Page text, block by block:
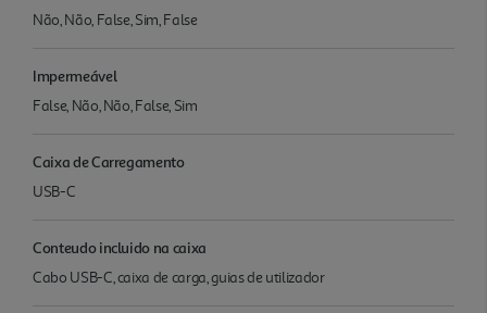
Não, Não, False, Sim, False
Impermeável
False, Não, Não, False, Sim
Caixa de Carregamento
USB-C
Conteudo incluido na caixa
Cabo USB-C, caixa de carga, guias de utilizador